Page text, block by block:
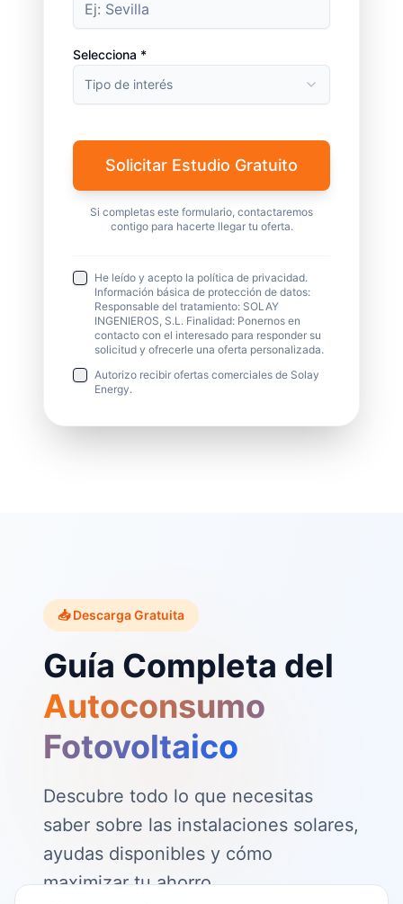
Selecciona *
Tipo de interés
Solicitar Estudio Gratuito
Si completas este formulario, contactaremos
contigo para hacerte llegar tu oferta.
He leído y acepto la política de privacidad.
Información básica de protección de datos:
Responsable del tratamiento: SOLAY
INGENIEROS, S.L. Finalidad: Ponernos en
contacto con el interesado para responder su
solicitud y ofrecerle una oferta personalizada.
Autorizo recibir ofertas comerciales de Solay
Energy.
📥 Descarga Gratuita
Guía Completa del
Autoconsumo
Fotovoltaico
Descubre todo lo que necesitas
saber sobre las instalaciones solares,
ayudas disponibles y cómo
maximizar tu ahorro.